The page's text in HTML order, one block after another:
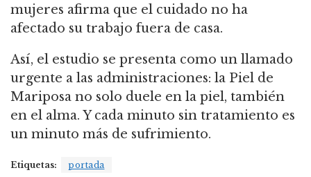
mujeres afirma que el cuidado no ha
afectado su trabajo fuera de casa.
Así, el estudio se presenta como un llamado
urgente a las administraciones: la Piel de
Mariposa no solo duele en la piel, también
en el alma. Y cada minuto sin tratamiento es
un minuto más de sufrimiento.
Etiquetas: portada